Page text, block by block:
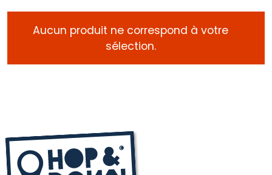
Aucun produit ne correspond à votre
sélection.